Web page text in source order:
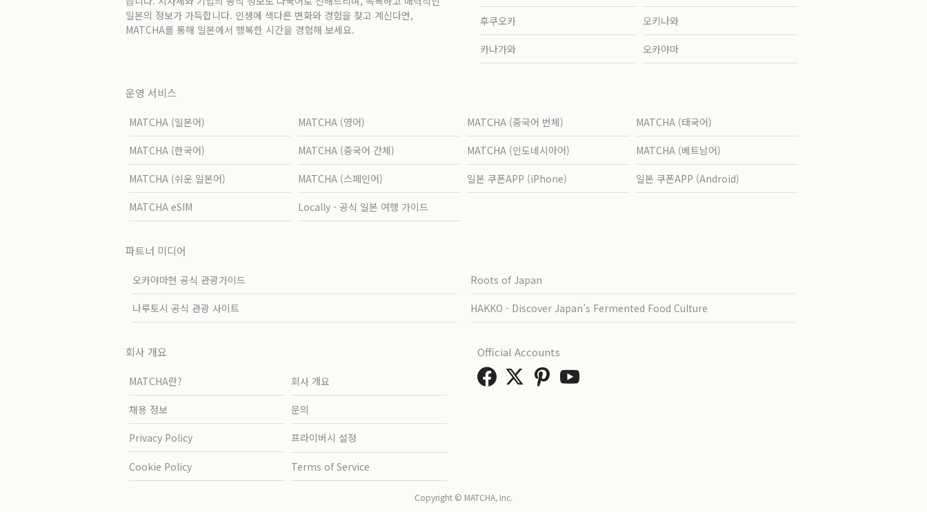
일본의 정보가 가득합니다. 인생에 색다른 변화와 경험을 찾고 계신다면,
MATCHA를 통해 일본에서 행복한 시간을 경험해 보세요.
후쿠오카 오키나와
카나가와 오카야마
운영 서비스
MATCHA (일본어) MATCHA (영어) MATCHA (중국어 번체) MATCHA (태국어)
MATCHA (한국어) MATCHA (중국어 간체) MATCHA (인도네시아어) MATCHA (베트남어)
MATCHA (쉬운 일본어) MATCHA (스페인어) 일본 쿠폰APP (iPhone) 일본 쿠폰APP (Android)
MATCHA eSIM Locally - 공식 일본 여행 가이드
파트너 미디어
오카야마현 공식 관광가이드 Roots of Japan
나루토시 공식 관광 사이트 HAKKO - Discover Japan’s Fermented Food Culture
회사 개요
MATCHA란? 회사 개요
채용 정보 문의
Privacy Policy 프라이버시 설정
Cookie Policy Terms of Service
Official Accounts
Copyright © MATCHA, Inc.